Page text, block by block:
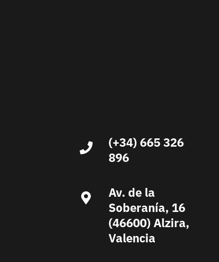
(+34) 665 326
896
Av. de la
Soberanía, 16
(46600) Alzira,
Valencia